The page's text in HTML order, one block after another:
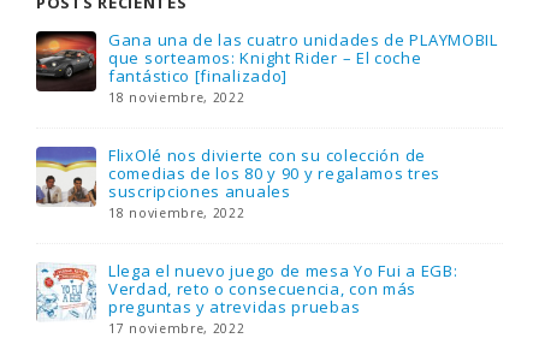
Gana una de las cuatro unidades de PLAYMOBIL
que sorteamos: Knight Rider – El coche
fantástico [finalizado]
18 noviembre, 2022
FlixOlé nos divierte con su colección de
comedias de los 80 y 90 y regalamos tres
suscripciones anuales
18 noviembre, 2022
Llega el nuevo juego de mesa Yo Fui a EGB:
Verdad, reto o consecuencia, con más
preguntas y atrevidas pruebas
17 noviembre, 2022